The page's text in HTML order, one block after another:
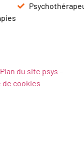
Plan du site psys –
de cookies